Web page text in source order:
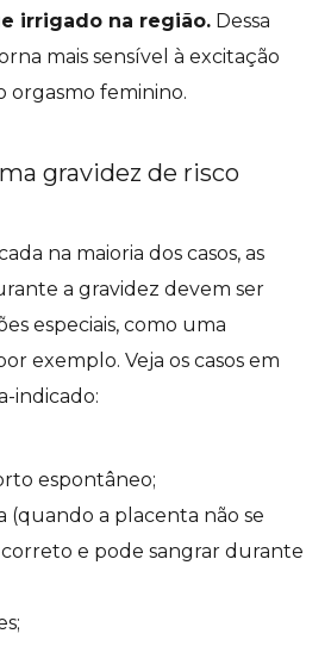
irrigado na região. Dessa
mais sensível à excitação
orgasmo feminino.
gravidez de risco
na maioria dos casos, as
a gravidez devem ser
especiais, como uma
exemplo. Veja os casos em
indicado:
espontâneo;
(quando a placenta não se
e pode sangrar durante